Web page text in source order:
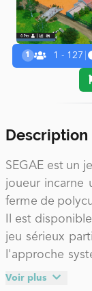
1 1 - 127
Description
SEGAE est un
joueur incarne
ferme de
Il est
jeu sérieux
l'approche
usages
Voir plus